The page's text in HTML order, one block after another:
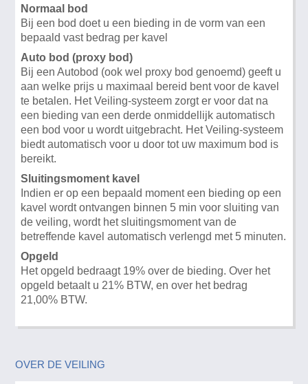
Normaal bod
Bij een bod doet u een bieding in de vorm van een
bepaald vast bedrag per kavel
Auto bod (proxy bod)
Bij een Autobod (ook wel proxy bod genoemd) geeft u
aan welke prijs u maximaal bereid bent voor de kavel
te betalen. Het Veiling-systeem zorgt er voor dat na
een bieding van een derde onmiddellijk automatisch
een bod voor u wordt uitgebracht. Het Veiling-systeem
biedt automatisch voor u door tot uw maximum bod is
bereikt.
Sluitingsmoment kavel
Indien er op een bepaald moment een bieding op een
kavel wordt ontvangen binnen 5 min voor sluiting van
de veiling, wordt het sluitingsmoment van de
betreffende kavel automatisch verlengd met 5 minuten.
Opgeld
Het opgeld bedraagt 19% over de bieding. Over het
opgeld betaalt u 21% BTW, en over het bedrag
21,00% BTW.
OVER DE VEILING